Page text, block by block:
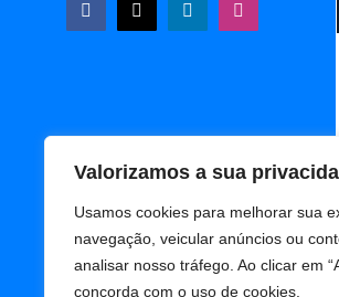
Valorizamos a sua
Usamos cookies para melhorar sua
navegação, veicular anúncios ou
analisar nosso tráfego. Ao clicar em
concorda com o uso de cookies.
Facebook
X LinkedInInstagram